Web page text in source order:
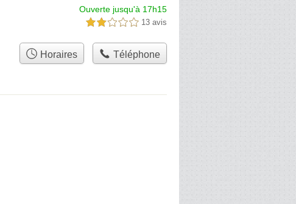
Ouverte jusqu'à 17h15
2,0 étoiles sur 5 13 avis
Horaires Téléphone